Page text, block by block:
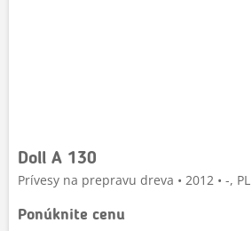
Doll A 130
Prívesy na prepravu dreva • 2012 • -, PL
Ponúknite cenu